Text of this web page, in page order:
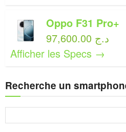
Oppo F31 Pro+
97,600.00 د.ج
Afficher les Specs →
Recherche un